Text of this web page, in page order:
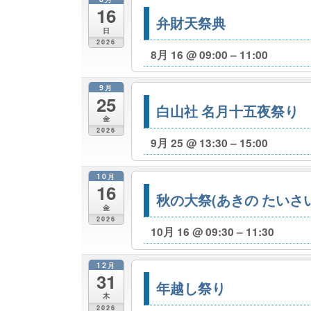
16
日
2026
弁財天祭典
8月 16 @ 09:00 – 11:00
9月
25
金
2026
白山社 名月十五夜祭り
9月 25 @ 13:30 – 15:00
10月
16
金
2026
秋の大祭(あきの たいさ
10月 16 @ 09:30 – 11:30
12月
31
木
2026
年越し祭り